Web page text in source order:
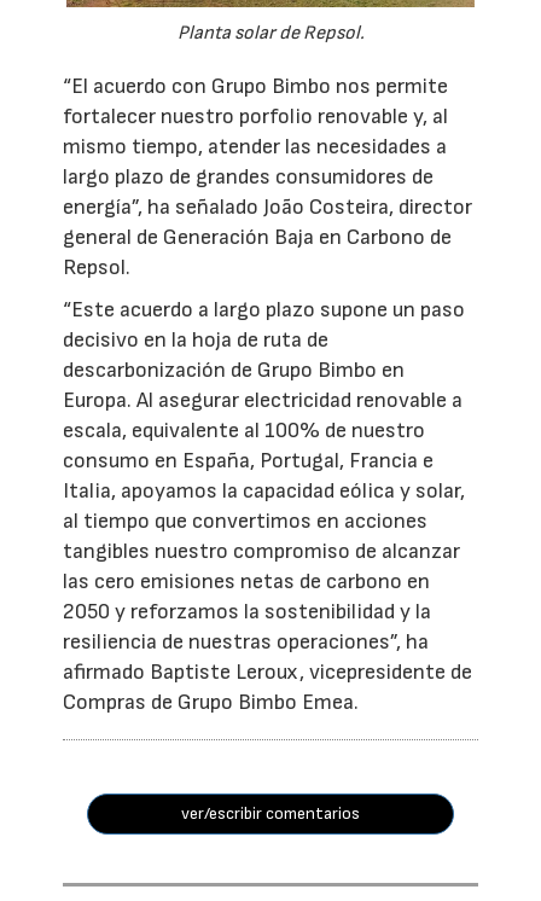
Planta solar de Repsol.
“El acuerdo con Grupo Bimbo nos permite
fortalecer nuestro porfolio renovable y, al
mismo tiempo, atender las necesidades a
largo plazo de grandes consumidores de
energía”, ha señalado João Costeira, director
general de Generación Baja en Carbono de
Repsol.
“Este acuerdo a largo plazo supone un paso
decisivo en la hoja de ruta de
descarbonización de Grupo Bimbo en
Europa. Al asegurar electricidad renovable a
escala, equivalente al 100% de nuestro
consumo en España, Portugal, Francia e
Italia, apoyamos la capacidad eólica y solar,
al tiempo que convertimos en acciones
tangibles nuestro compromiso de alcanzar
las cero emisiones netas de carbono en
2050 y reforzamos la sostenibilidad y la
resiliencia de nuestras operaciones”, ha
afirmado Baptiste Leroux, vicepresidente de
Compras de Grupo Bimbo Emea.
ver/escribir comentarios